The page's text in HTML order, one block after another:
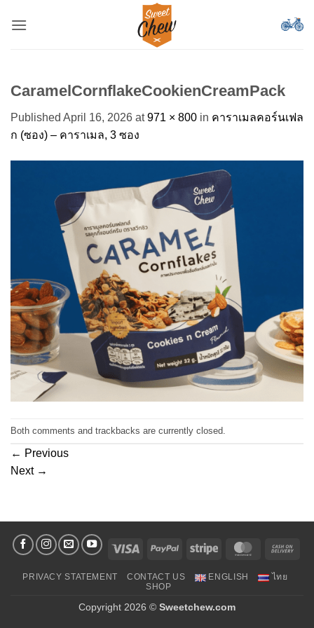
CaramelCornflakeCookienCreamPack
Published April 16, 2026 at971 × 800 in คาราเมลคอร์นเฟล
ก (ซอง) – คาราเมล, 3 ซอง
Both comments and trackbacks are currently closed.
← Previous
Next →
Visa PayPal Stripe MasterCard
PRIVACY STATEMENT CONTACT US ENGLISH
ไทย
SHOP
Copyright 2026 © Sweetchew.com